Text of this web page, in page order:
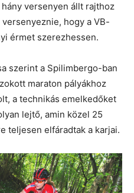
versenyen állt rajthoz
hogy a VB-
érmet szerezhessen.
szerint a Spilimbergo-ban
maraton pályákhoz
a technikás emelkedőket
lejtő, amin közel 25
teljesen elfáradtak a karjai.